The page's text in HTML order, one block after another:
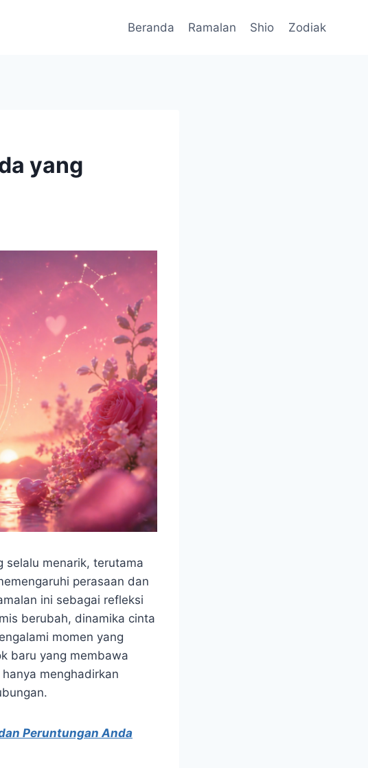
Beranda Ramalan Shio Zodiak
yang
selalu menarik, terutama
perasaan dan
ini sebagai refleksi
berubah, dinamika cinta
momen yang
baru yang membawa
menghadirkan
Peruntungan Anda